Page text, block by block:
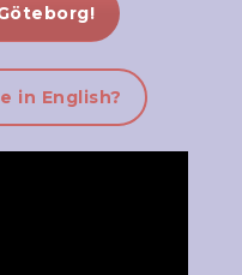
in English?